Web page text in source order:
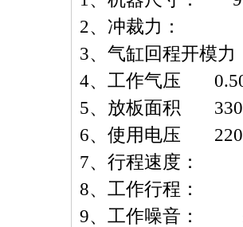
2、冲裁力：
3、气缸回程开模力
4、工作气压
5、放板面积
6、使用电压
7、行程速度：
8、工作行程：
9、工作噪音：